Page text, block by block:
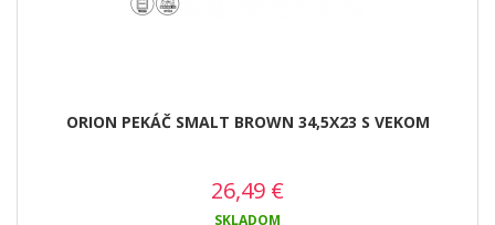
ORION PEKÁČ SMALT BROWN 34,5X23 S VEKOM
26,49 €
SKLADOM